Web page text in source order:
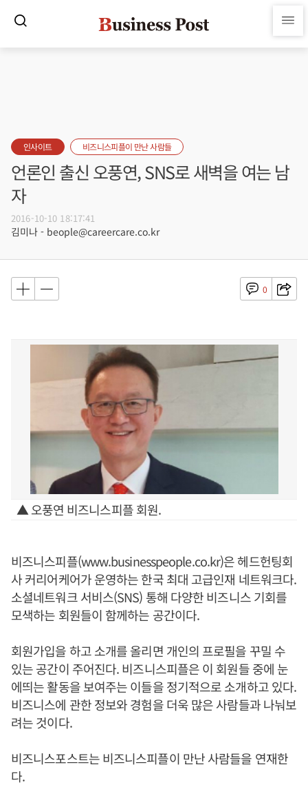
인사이트 비즈니스피플이 만난 사람들
언론인 출신 오풍연, SNS로 새벽을 여는 남
자
2016-10-10 18:17:41
김미나 - beople@careercare.co.kr
0
▲ 오풍연 비즈니스피플 회원.
비즈니스피플(www.businesspeople.co.kr)은 헤드헌팅회
사 커리어케어가 운영하는 한국 최대 고급인재 네트워크다.
소셜네트워크 서비스(SNS) 통해 다양한 비즈니스 기회를
모색하는 회원들이 함께하는 공간이다.
회원가입을 하고 소개를 올리면 개인의 프로필을 꾸밀 수
있는 공간이 주어진다. 비즈니스피플은 이 회원들 중에 눈
에띄는 활동을 보여주는 이들을 정기적으로 소개하고 있다.
비즈니스에 관한 정보와 경험을 더욱 많은 사람들과 나눠보
려는 것이다.
비즈니스포스트는 비즈니스피플이 만난 사람들을 연재한
다.